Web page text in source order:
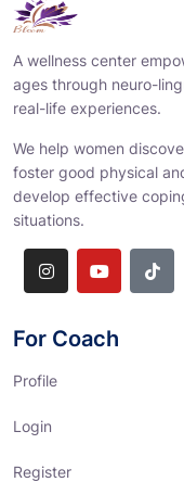
A wellness center
ages through neuro-
real-life experiences.
We help women
foster good physical
develop effective
situations.
For Coach
Profile
Login
Register